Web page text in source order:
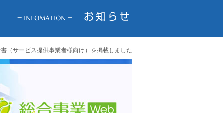
サービス提供事業者様向け）を掲載しました